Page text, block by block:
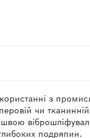
з
чи
подряпин.